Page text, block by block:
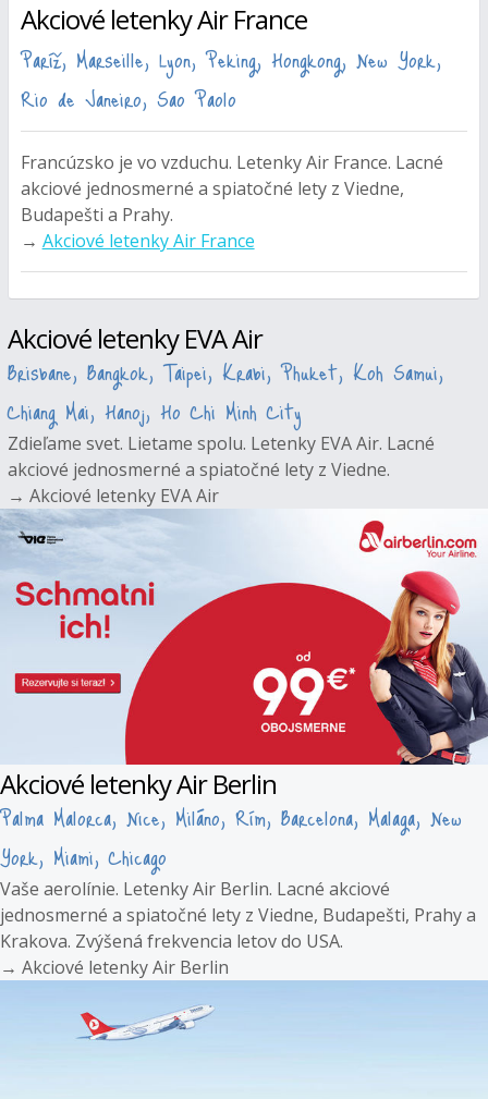
Akciové letenky Air France
Paríž, Marseille, Lyon, Peking, Hongkong, New York,
Rio de Janeiro, Sao Paolo
Francúzsko je vo vzduchu. Letenky Air France. Lacné
akciové jednosmerné a spiatočné lety z Viedne,
Budapešti a Prahy.
→ Akciové letenky Air France
Akciové letenky EVA Air
Brisbane, Bangkok, Taipei, Krabi, Phuket, Koh Samui,
Chiang Mai, Hanoj, Ho Chi Minh City
Zdieľame svet. Lietame spolu. Letenky EVA Air. Lacné
akciové jednosmerné a spiatočné lety z Viedne.
→ Akciové letenky EVA Air
Akciové letenky Air Berlin
Palma Malorca, Nice, Miláno, Rím, Barcelona, Malaga, New
York, Miami, Chicago
Vaše aerolínie. Letenky Air Berlin. Lacné akciové
jednosmerné a spiatočné lety z Viedne, Budapešti, Prahy a
Krakova. Zvýšená frekvencia letov do USA.
→ Akciové letenky Air Berlin